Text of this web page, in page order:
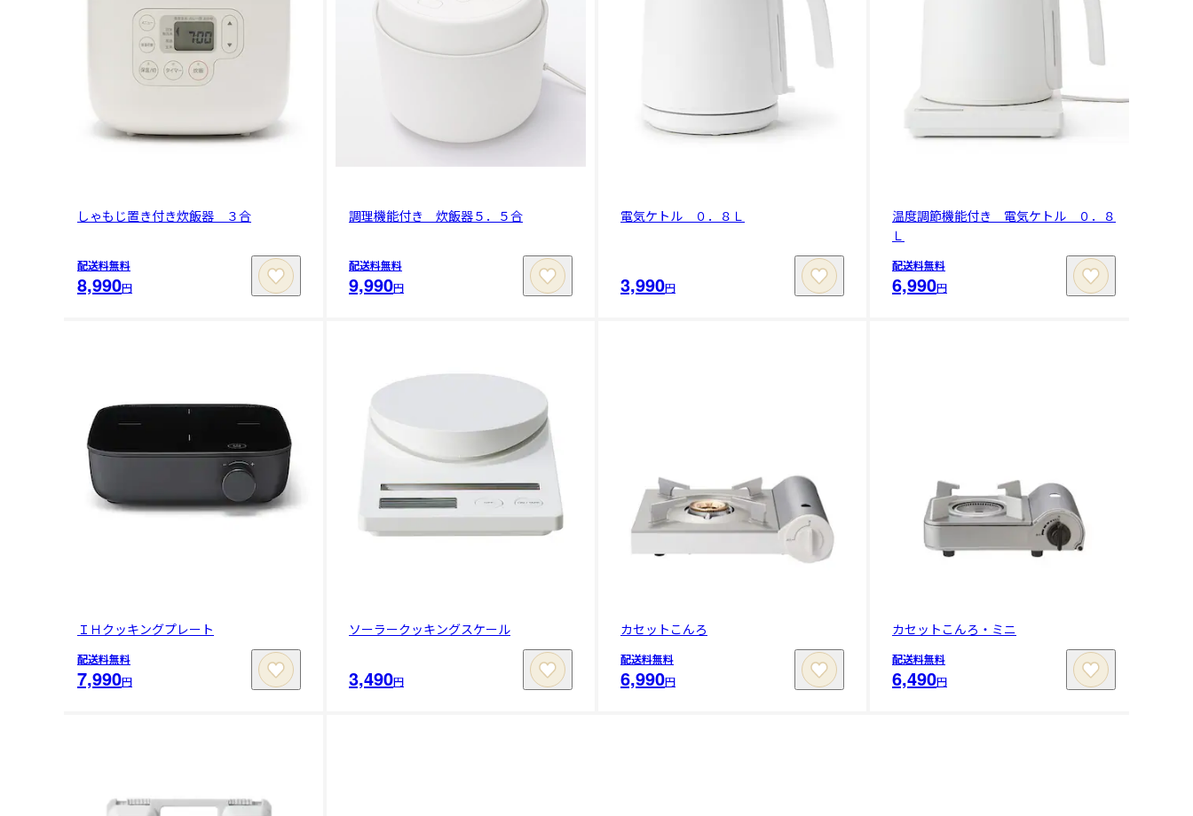
しゃもじ置き付き炊飯器 ３合
配送料無料
8,990円
調理機能付き 炊飯器５．５合
配送料無料
9,990円
電気ケトル ０．８Ｌ
3,990円
温度調節機能付き 電気ケトル ０．８
Ｌ
配送料無料
6,990円
ＩＨクッキングプレート
配送料無料
7,990円
ソーラークッキングスケール
3,490円
カセットこんろ
配送料無料
6,990円
カセットこんろ・ミニ
配送料無料
6,490円